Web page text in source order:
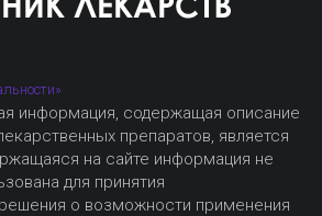
информация, содержащая описание
препаратов, является
на сайте информация не
для принятия
о возможности применения